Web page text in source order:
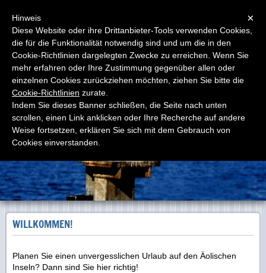
www.popologiallo.it
Moderne, bequeme und sichere Boote, qualifiziertes
Personal vor Ort
WILLKOMMEN!
Planen Sie einen unvergesslichen Urlaub auf den Äolischen
Inseln? Dann sind Sie hier richtig!
×
Hinweis
Diese Website oder ihre Drittanbieter-Tools verwenden Cookies,
die für die Funktionalität notwendig sind und um die in den
Cookie-Richtlinien dargelegten Zwecke zu erreichen. Wenn Sie
mehr erfahren oder Ihre Zustimmung gegenüber allen oder
einzelnen Cookies zurückziehen möchten, ziehen Sie bitte die
Cookie-Richtlinien zurate.
Indem Sie dieses Banner schließen, die Seite nach unten
scrollen, einen Link anklicken oder Ihre Recherche auf andere
Weise fortsetzen, erklären Sie sich mit dem Gebrauch von
Cookies einverstanden.